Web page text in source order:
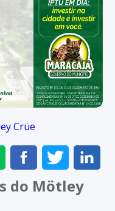
ENVIAR
NO
WHATSAPP
COMPARTILHAR
NO
FACEBOOK
NO
TWITTER
do Mötley